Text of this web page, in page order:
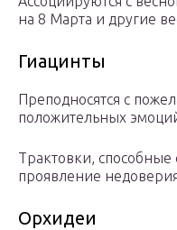
на 8 Марта и другие
Гиацинты
Преподносятся с
положительных
Трактовки, способные
проявление
Орхидеи